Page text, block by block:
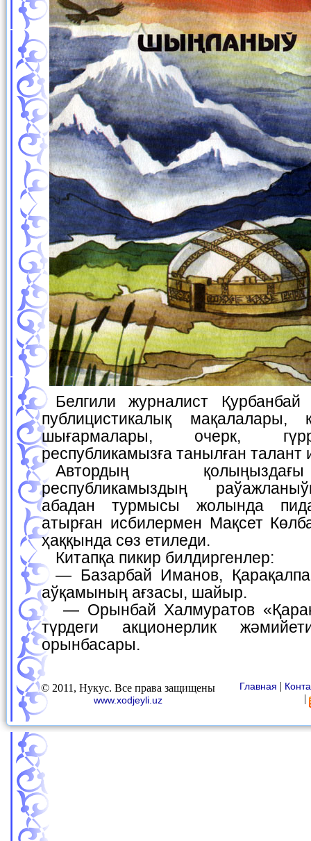
Белгили журналист Қурбанбай Байниязов өзиниң
публицистикалық мақалалары,
шығармалары, очерк,
республикамызға танылған талант
Автордың қолыңыздағы китабында
республикамыздың
абадан турмысы жолында
атырған исбилермен Мақсет
ҳаққында сөз етиледи.
Китапқа пикир билдиргенлер:
— Базарбай Иманов, Қарақалпақстан жазыўшылар
аўқамының ағзасы, шайыр.
— Орынбай Халмуратов «Қарақалпақсаўда» ашық
түрдеги акционерлик
орынбасары.
© 2011, Нукус. Все права защищены
www.xodjeyli.uz
Главная |
|